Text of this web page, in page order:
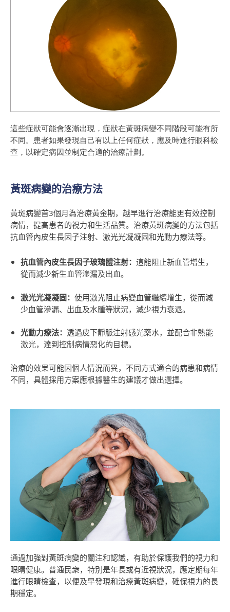
這些症狀可能會逐漸出現 ，症狀在黃斑病變不同階段可能有所
不同。患者如果發現自己有以上任何症狀，應及時進行眼科檢
查，以確定病因並制定合適的治療計劃。
黃斑病變的治療方法
黃斑病變首3個月為治療黃金期，越早進行治療能更有效控制
病情，提高患者的視力和生活品質。治療黃斑病變的方法包括
抗血管內皮生長因子注射、激光光凝凝固和光動力療法等。
抗血管內皮生長因子玻璃體注射： 這能阻止新血管增生，
從而減少新生血管滲漏及出血。
激光光凝凝固： 使用激光阻止病變血管繼續增生，從而減
少血管滲漏、出血及水腫等狀況，減少視力衰退。
光動力療法： 透過皮下靜脈注射感光藥水，並配合非熱能
激光，達到控制病情惡化的目標。
治療的效果可能因個人情況而異，不同方式適合的病患和病情
不同，具體採用方案應根據醫生的建議才做出選擇。
通過加強對黃斑病變的關注和認識，有助於保護我們的視力和
眼睛健康。普通民衆，特別是年長或有近視狀況，應定期每年
進行眼睛檢查，以便及早發現和治療黃斑病變，確保視力的長
期穩定。